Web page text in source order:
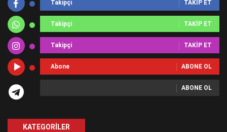
Takipçi TAKIP ET
Takipçi TAKIP ET
Takipçi TAKIP ET
Abone ABONE OL
ABONE OL
KATEGORILER